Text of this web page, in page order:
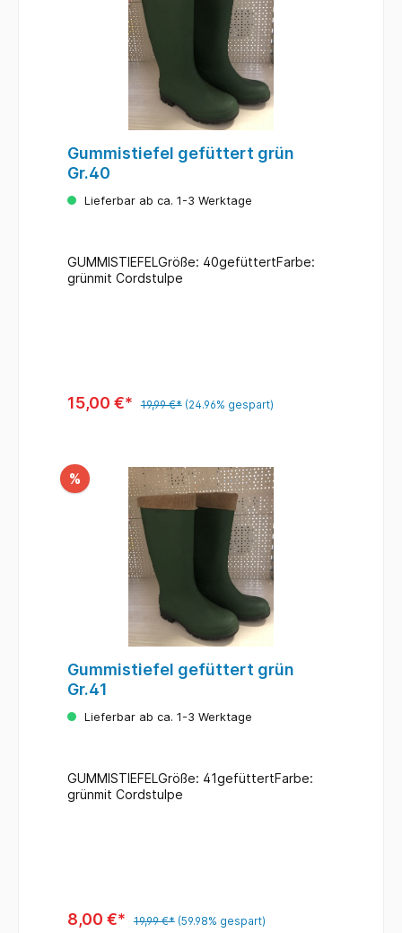
Gummistiefel gefüttert grün
Gr.40
Lieferbar ab ca. 1-3 Werktage
GUMMISTIEFELGröße: 40gefüttertFarbe:
grünmit Cordstulpe
15,00 €* 19,99 €* (24.96% gespart)
%
Gummistiefel gefüttert grün
Gr.41
Lieferbar ab ca. 1-3 Werktage
GUMMISTIEFELGröße: 41gefüttertFarbe:
grünmit Cordstulpe
8,00 €* 19,99 €* (59.98% gespart)